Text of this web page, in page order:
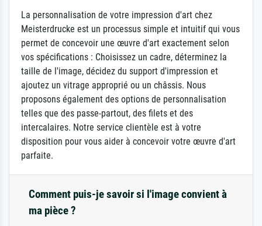
La personnalisation de votre impression d'art chez
Meisterdrucke est un processus simple et intuitif qui vous
permet de concevoir une œuvre d'art exactement selon
vos spécifications : Choisissez un cadre, déterminez la
taille de l'image, décidez du support d'impression et
ajoutez un vitrage approprié ou un châssis. Nous
proposons également des options de personnalisation
telles que des passe-partout, des filets et des
intercalaires. Notre service clientèle est à votre
disposition pour vous aider à concevoir votre œuvre d'art
parfaite.
Comment puis-je savoir si l'image convient à
ma pièce ?